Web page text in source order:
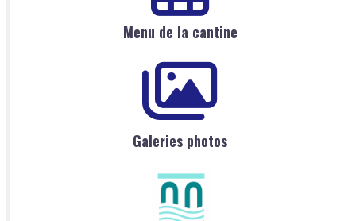
Menu de la cantine
Galeries photos